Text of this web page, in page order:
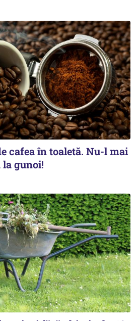
cafea în toaletă. Nu-l mai
gunoi!